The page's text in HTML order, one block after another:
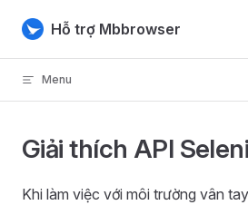
Skip to content
Hỗ trợ Mbbrowser
Menu
Giải thích API
Khi làm việc với môi trường vân